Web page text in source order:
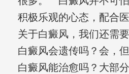
积极乐观的心态，配合
关于白癜风，我们还需
白癜风会遗传吗？会，
白癜风能治愈吗？大部